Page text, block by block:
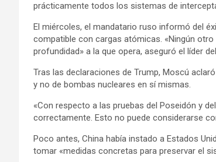
prácticamente todos los sistemas de
El miércoles, el mandatario ruso informó del
compatible con cargas atómicas. «Ningún
profundidad» a la que opera, aseguró el líder
Tras las declaraciones de Trump, Moscú
y no de bombas nucleares en sí mismas.
«Con respecto a las pruebas del Poseidón y
correctamente. Esto no puede considerarse
Poco antes, China había instado a Estados
tomar «medidas concretas para preservar el